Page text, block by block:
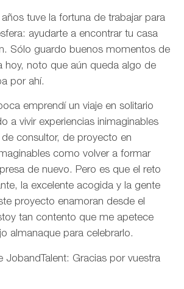
tuve la fortuna de trabajar para
ayudarte a encontrar tu casa
Sólo guardo buenos momentos de
hoy, noto que aún queda algo de
por ahí.
emprendí un viaje en solitario
a vivir experiencias inimaginables
consultor, de proyecto en
como volver a formar
de nuevo. Pero es que el reto
la excelente acogida y la gente
proyecto enamoran desde el
tan contento que me apetece
almanaque para celebrarlo.
JobandTalent: Gracias por vuestra